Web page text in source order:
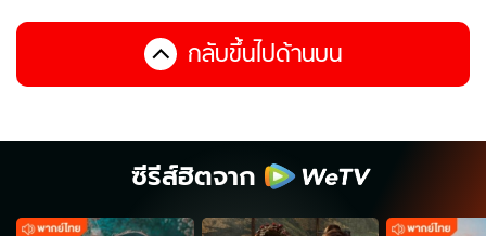
กลับขึ้นไปด้านบน
ซีรีส์ฮิตจาก